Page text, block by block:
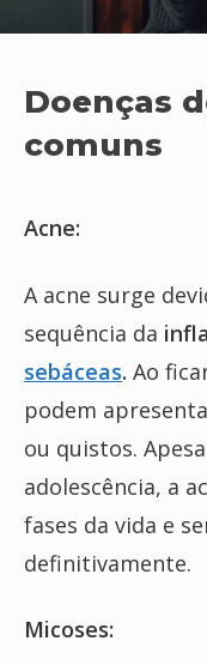
Doenças
comuns
Acne:
A acne surge
sequência da
sebáceas. Ao
podem
ou quistos.
adolescência, a
fases da vida e
definitivamente.
Micoses: